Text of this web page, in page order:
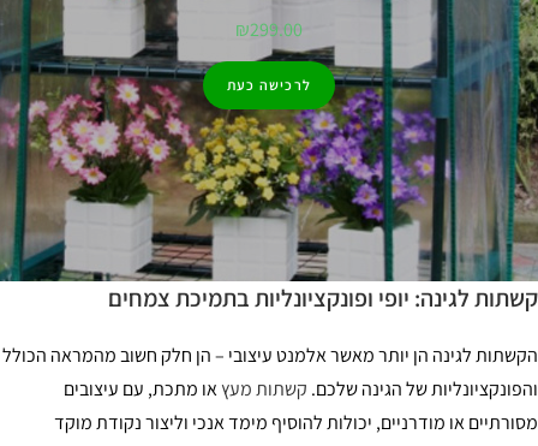
₪299.00
לרכישה כעת
לגינה: יופי ופונקציונליות בתמיכת צמחים
לגינה הן יותר מאשר אלמנט עיצובי – הן חלק חשוב מהמראה הכולל
של הגינה שלכם.קשתות מעץאו מתכת, עם עיצובים
או מודרניים, יכולות להוסיף מימד אנכי וליצור נקודת מוקד